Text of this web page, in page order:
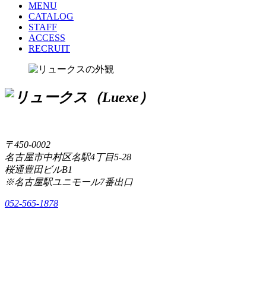
MENU
CATALOG
STAFF
ACCESS
RECRUIT
〒450-0002
名古屋市中村区名駅4丁目5-28
桜通豊田ビルB1
※名古屋駅ユニモール7番出口
052-565-1878